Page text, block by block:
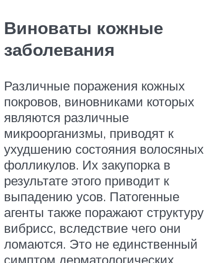
Виноваты кожные
заболевания
Различные поражения кожных
покровов, виновниками которых
являются различные
микроорганизмы, приводят к
ухудшению состояния волосяных
фолликулов. Их закупорка в
результате этого приводит к
выпадению усов. Патогенные
агенты также поражают структуру
вибрисс, вследствие чего они
ломаются. Это не единственный
симптом дерматологических